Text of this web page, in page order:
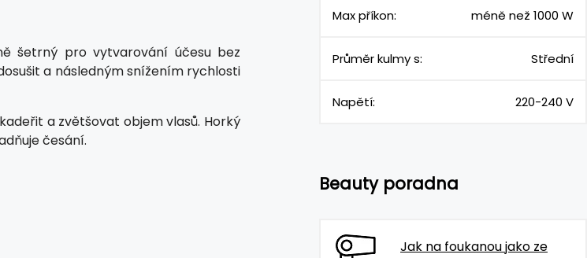
šetrný pro vytvarování účesu bez
a následným snížením rychlosti
a zvětšovat objem vlasů. Horký
česání.
Max příkon: méně než 1000 W
Průměr kulmy s: Střední
Napětí: 220-240 V
Beauty poradna
Jak na foukanou jako ze